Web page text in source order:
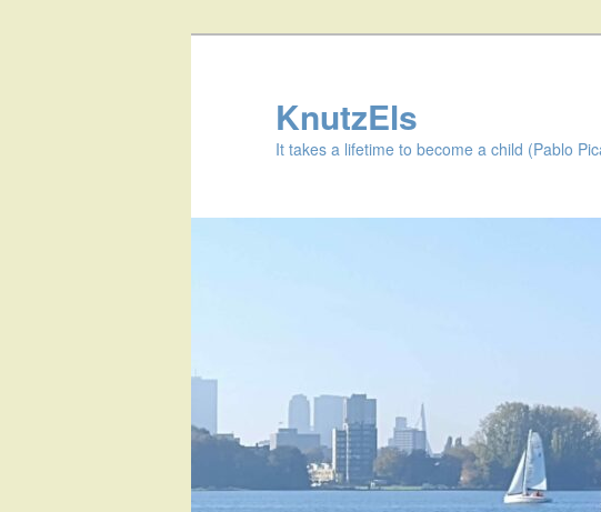
KnutzEls
It takes a lifetime to become a child (Pablo